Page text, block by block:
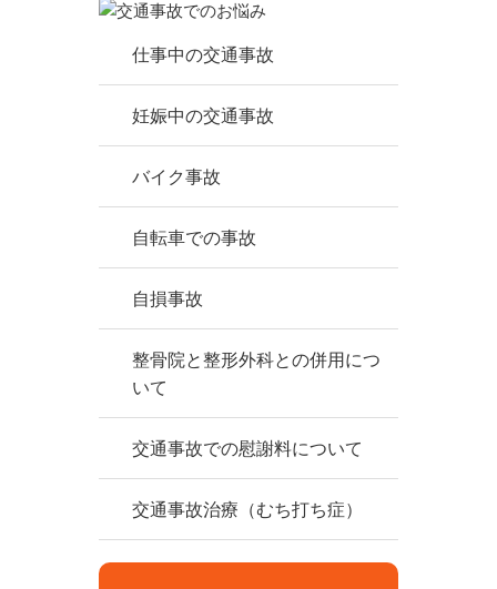
仕事中の交通事故
妊娠中の交通事故
バイク事故
自転車での事故
自損事故
整骨院と整形外科との併用につ
いて
交通事故での慰謝料について
交通事故治療（むち打ち症）